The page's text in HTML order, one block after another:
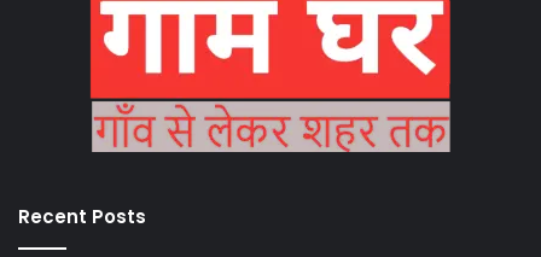
Recent Posts